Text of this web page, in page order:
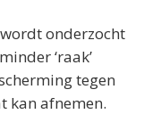
onderzocht
‘raak’
tegen
kan afnemen.